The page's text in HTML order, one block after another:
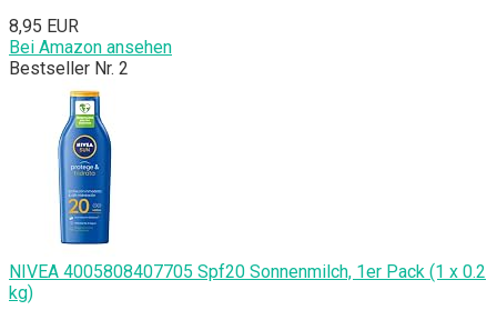
8,95 EUR
Bei Amazon ansehen
Bestseller Nr. 2
NIVEA 4005808407705 Spf20 Sonnenmilch, 1er Pack (1 x 0.2
kg)